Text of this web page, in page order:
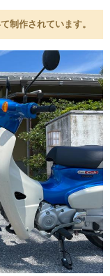
制作されています。